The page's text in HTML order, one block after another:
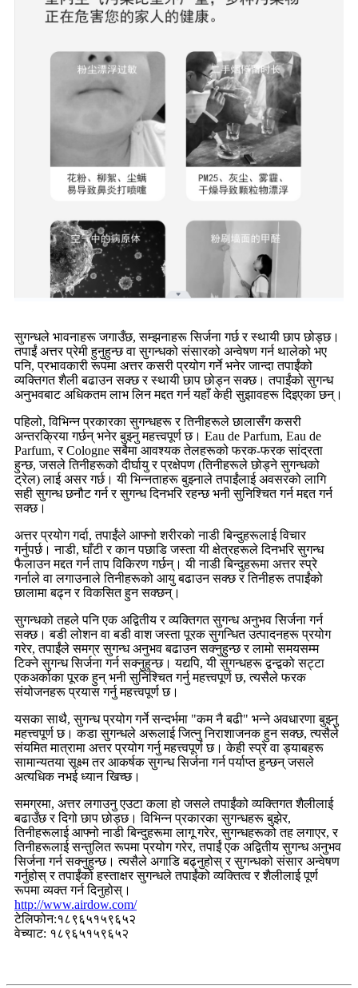
सुगन्धले भावनाहरू जगाउँछ, सम्झनाहरू सिर्जना गर्छ र स्थायी छाप छोड्छ।
तपाईं अत्तर प्रेमी हुनुहुन्छ वा सुगन्धको संसारको अन्वेषण गर्न थालेको भए
पनि, प्रभावकारी रूपमा अत्तर कसरी प्रयोग गर्ने भनेर जान्दा तपाईंको
व्यक्तिगत शैली बढाउन सक्छ र स्थायी छाप छोड्न सक्छ। तपाईंको सुगन्ध
अनुभवबाट अधिकतम लाभ लिन मद्दत गर्न यहाँ केही सुझावहरू दिइएका छन्।
पहिलो, विभिन्न प्रकारका सुगन्धहरू र तिनीहरूले छालासँग कसरी
अन्तरक्रिया गर्छन् भनेर बुझ्नु महत्त्वपूर्ण छ। Eau de Parfum, Eau de
Parfum, र Cologne सबैमा आवश्यक तेलहरूको फरक-फरक सांद्रता
हुन्छ, जसले तिनीहरूको दीर्घायु र प्रक्षेपण (तिनीहरूले छोड्ने सुगन्धको
ट्रेल) लाई असर गर्छ। यी भिन्नताहरू बुझ्नाले तपाईंलाई अवसरको लागि
सही सुगन्ध छनौट गर्न र सुगन्ध दिनभरि रहन्छ भनी सुनिश्चित गर्न मद्दत गर्न
सक्छ।
अत्तर प्रयोग गर्दा, तपाईंले आफ्नो शरीरको नाडी बिन्दुहरूलाई विचार
गर्नुपर्छ। नाडी, घाँटी र कान पछाडि जस्ता यी क्षेत्रहरूले दिनभरि सुगन्ध
फैलाउन मद्दत गर्न ताप विकिरण गर्छन्। यी नाडी बिन्दुहरूमा अत्तर स्प्रे
गर्नाले वा लगाउनाले तिनीहरूको आयु बढाउन सक्छ र तिनीहरू तपाईंको
छालामा बढ्न र विकसित हुन सक्छन्।
सुगन्धको तहले पनि एक अद्वितीय र व्यक्तिगत सुगन्ध अनुभव सिर्जना गर्न
सक्छ। बडी लोशन वा बडी वाश जस्ता पूरक सुगन्धित उत्पादनहरू प्रयोग
गरेर, तपाईंले समग्र सुगन्ध अनुभव बढाउन सक्नुहुन्छ र लामो समयसम्म
टिक्ने सुगन्ध सिर्जना गर्न सक्नुहुन्छ। यद्यपि, यी सुगन्धहरू द्वन्द्वको सट्टा
एकअर्काका पूरक हुन् भनी सुनिश्चित गर्नु महत्त्वपूर्ण छ, त्यसैले फरक
संयोजनहरू प्रयास गर्नु महत्त्वपूर्ण छ।
यसका साथै, सुगन्ध प्रयोग गर्ने सन्दर्भमा "कम नै बढी" भन्ने अवधारणा बुझ्नु
महत्त्वपूर्ण छ। कडा सुगन्धले अरूलाई जित्नु निराशाजनक हुन सक्छ, त्यसैले
संयमित मात्रामा अत्तर प्रयोग गर्नु महत्त्वपूर्ण छ। केही स्प्रे वा ड्याबहरू
सामान्यतया सूक्ष्म तर आकर्षक सुगन्ध सिर्जना गर्न पर्याप्त हुन्छन् जसले
अत्यधिक नभई ध्यान खिच्छ।
समग्रमा, अत्तर लगाउनु एउटा कला हो जसले तपाईंको व्यक्तिगत शैलीलाई
बढाउँछ र दिगो छाप छोड्छ। विभिन्न प्रकारका सुगन्धहरू बुझेर,
तिनीहरूलाई आफ्नो नाडी बिन्दुहरूमा लागू गरेर, सुगन्धहरूको तह लगाएर, र
तिनीहरूलाई सन्तुलित रूपमा प्रयोग गरेर, तपाईं एक अद्वितीय सुगन्ध अनुभव
सिर्जना गर्न सक्नुहुन्छ। त्यसैले अगाडि बढ्नुहोस् र सुगन्धको संसार अन्वेषण
गर्नुहोस् र तपाईंको हस्ताक्षर सुगन्धले तपाईंको व्यक्तित्व र शैलीलाई पूर्ण
रूपमा व्यक्त गर्न दिनुहोस्।
http://www.airdow.com/
टेलिफोन:१८९६५१५९६५२
वेच्याट: १८९६५१५९६५२